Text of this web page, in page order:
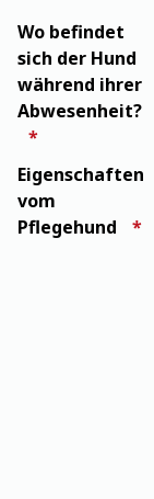
Wo befindet
sich der Hund
während ihrer
Abwesenheit?
Eigenschaften
vom
Pflegehund